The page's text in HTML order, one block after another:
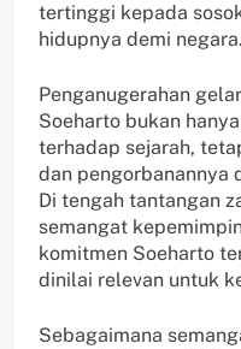
tertinggi kepada
hidupnya demi negara.
Penganugerahan
Soeharto bukan
terhadap sejarah,
dan pengorbanannya
Di tengah tantangan
semangat
komitmen Soeharto
dinilai relevan untuk
Sebagaimana